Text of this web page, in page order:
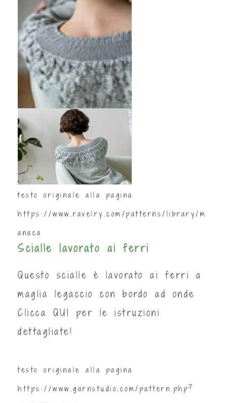
testo originale alla pagina
https://www.ravelry.com/patterns/library/m
anaca
Scialle lavorato ai ferri
Questo scialle è lavorato ai ferri a
maglia legaccio con bordo ad onde
Clicca QUI
per le istruzioni
dettagliate!
testo originale alla pagina
https://www.garnstudio.com/pattern.php?